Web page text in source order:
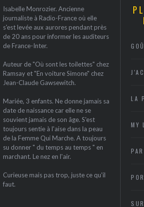
Isabelle Monrozier. Ancienne
journaliste à Radio-France où elle
s'est levée aux aurores pendant près
de 20 ans pour informer les auditeurs
de France-Inter.
Auteur de "Où sont les toilettes" chez
Ramsay et "En voiture Simone" chez
Jean-Claude Gawsewitch.
Mariée, 3 enfants. Ne donne jamais sa
date de naissance car elle ne se
souvient jamais de son âge. S'est
toujours sentie à l'aise dans la peau
de la Femme Qui Marche. A toujours
su donner " du temps au temps " en
marchant. Le nez en l'air.
Curieuse mais pas trop, juste ce qu'il
faut.
LA
MY